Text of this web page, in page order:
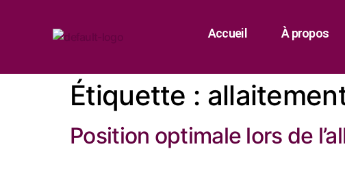
Accueil À propos
Étiquette :
Position optimale lors de